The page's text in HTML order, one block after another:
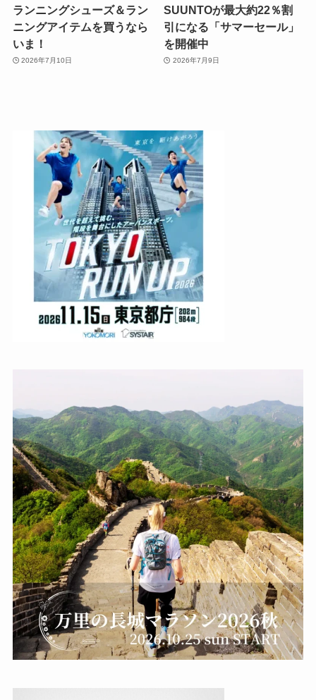
ランニングシューズ＆ラン
ニングアイテムを買うなら
いま！
2026年7月10日
SUUNTOが最大約22％割
引になる「サマーセール」
を開催中
2026年7月9日